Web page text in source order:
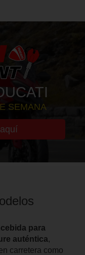
SEMANA
para
auténtica,
carretera como